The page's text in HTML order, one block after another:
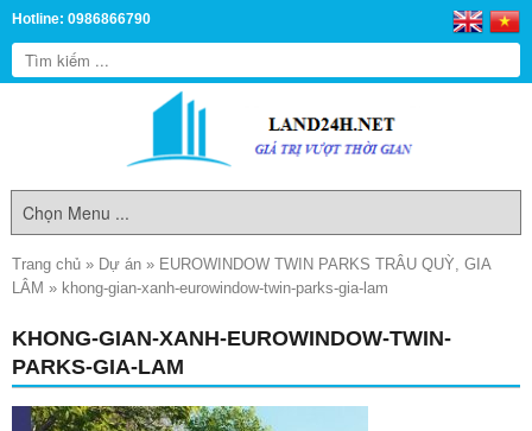
Hotline: 0986866790
Trang chủ » Dự án » EUROWINDOW TWIN PARKS TRÂU QUỲ, GIA
LÂM » khong-gian-xanh-eurowindow-twin-parks-gia-lam
KHONG-GIAN-XANH-EUROWINDOW-TWIN-
PARKS-GIA-LAM